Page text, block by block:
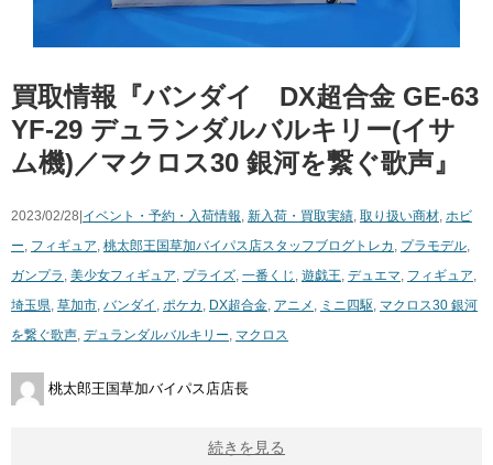
買取情報『バンダイ DX超合金 ​GE-63
​YF-29 ​デュランダルバルキリー(イサ
ム機)／マクロス30 ​銀河を繋ぐ歌声』
2023/02/28| イベント・予約・入荷情報, 新入荷・買取実績, 取り扱い商材, ホビ
ー, フィギュア, 桃太郎王国草加バイパス店スタッフブログ トレカ , プラモデル,
ガンプラ , 美少女フィギュア, プライズ, 一番くじ , 遊戯王, デュエマ, フィギュア,
埼玉県, 草加市, バンダイ , ポケカ , DX超合金, アニメ , ミニ四駆, マクロス30 ​銀河
を繋ぐ歌声, ​デュランダルバルキリー, マクロス
桃太郎王国草加バイパス店店長
続きを見る